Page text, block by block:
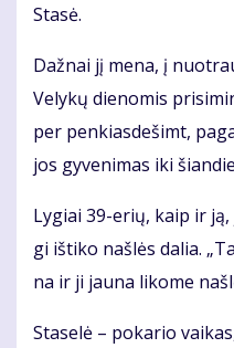
Sta­sė.
Daž­nai jį me­na, į
Ve­ly­kų die­no­mis
per pen­kias­de­šimt,
jos gy­ve­ni­mas iki
Ly­giai 39-erių, kaip ir
gi iš­ti­ko naš­lės da­lia.
na ir ji jau­na li­ko­me
Sta­se­lė – po­ka­rio